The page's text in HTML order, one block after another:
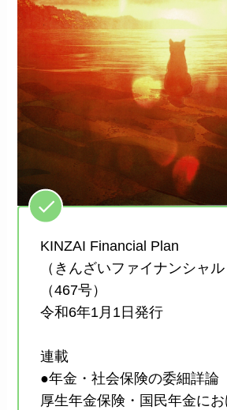
KINZAI Financial Plan
（きんざいファイナンシャル
（467号）
令和6年1月1日発行
連載
●年金・社会保険の委細詳論
厚生年金保険・国民年金に